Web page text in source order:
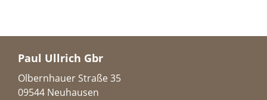
Paul Ullrich Gbr
Olbernhauer Straße 35
09544 Neuhausen